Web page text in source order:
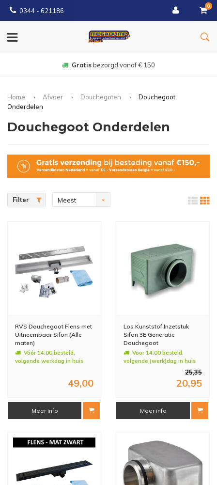
0344 - 621186
0
Gratisbezorgd vanaf € 150
Home Afvoer Douchegoten
Douchegoot
Onderdelen
Douchegoot Onderdelen
Filter
Meest
RVS Douchegoot Flens met
Uitneembaar Sifon (Alle
maten)
Vóór 14:00 besteld,
volgende werkdag in huis
49,00
Meer info
Los Kunststof Inzetstuk
Sifon 3E Generatie
Douchegoot
Voor 14:00 besteld,
volgende (werk)dag in huis
25,35
20,95
Meer info